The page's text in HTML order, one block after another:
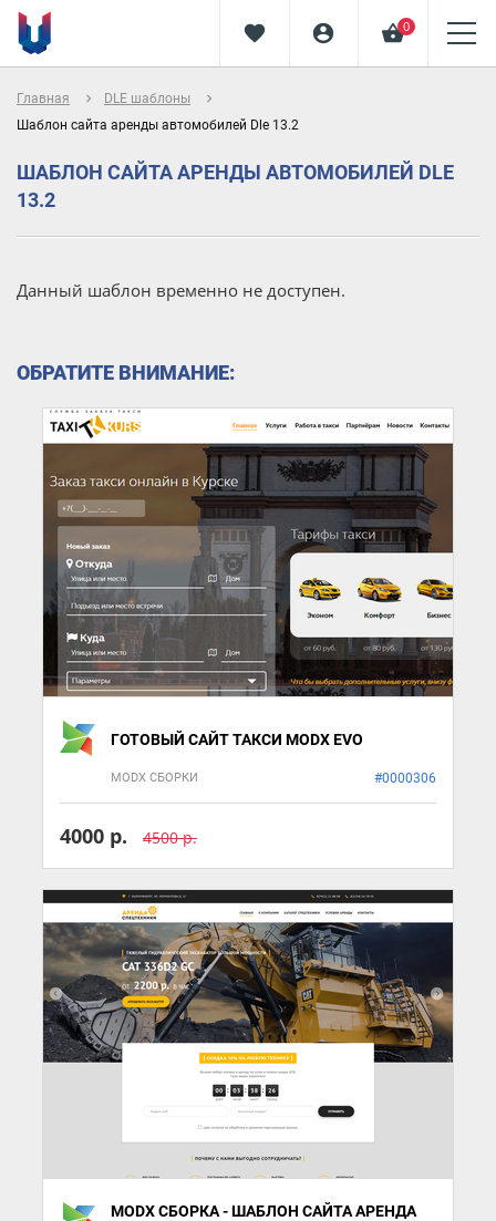
favorite account_circle shopping_basket0
Главная navigate_next DLE шаблоны
navigate_next
Шаблон сайта аренды автомобилей Dle 13.2
ШАБЛОН САЙТА АРЕНДЫ АВТОМОБИЛЕЙ DLE
13.2
Данный шаблон временно не доступен.
ОБРАТИТЕ ВНИМАНИЕ:
ГОТОВЫЙ САЙТ ТАКСИ MODX EVO
MODX СБОРКИ #0000306
4000 р. 4500 р.
MODX СБОРКА - ШАБЛОН САЙТА АРЕНДА